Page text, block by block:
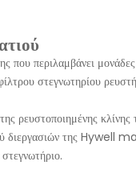
περιλαμβάνει
στεγνωτηρίου
ρευστοποιημένης
διεργασιών της Hywell